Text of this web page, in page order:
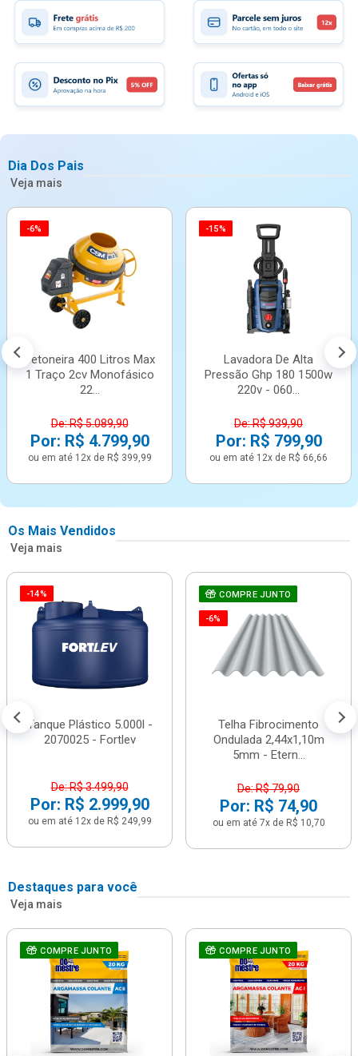
Dia Dos Pais
Veja mais
-6%
Betoneira 400 Litros Max
1 Traço 2cv Monofásico
22...
De: R$ 5.089,90
Por: R$ 4.799,90
ou em até 12x de R$ 399,99
-15%
Lavadora De Alta
Pressão Ghp 180 1500w
220v - 060...
De: R$ 939,90
Por: R$ 799,90
ou em até 12x de R$ 66,66
Os Mais Vendidos
Veja mais
-14%
Tanque Plástico 5.000l -
2070025 - Fortlev
De: R$ 3.499,90
Por: R$ 2.999,90
ou em até 12x de R$ 249,99
COMPRE JUNTO
-6%
Telha Fibrocimento
Ondulada 2,44x1,10m
5mm - Etern...
De: R$ 79,90
Por: R$ 74,90
ou em até 7x de R$ 10,70
Destaques para você
Veja mais
COMPRE JUNTO COMPRE JUNTO